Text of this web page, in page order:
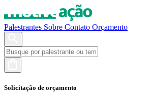
Palestrantes Sobre Contato Orçamento
Solicitação de orçamento